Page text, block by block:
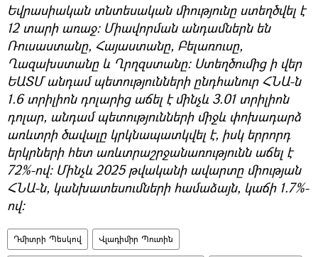
Եվրասիական տնտեսական միությունը ստեղծվել է
12 տարի առաջ։ Միավորման անդամներն են
Ռուսաստանը, Հայաստանը, Բելառուսը,
Ղազախստանը և Ղրղզստանը։ Ստեղծումից ի վեր
ԵԱՏՄ անդամ պետությունների ընդհանուր ՀՆԱ-ն
1.6 տրիլիոն դոլարից աճել է մինչև 3.01 տրիլիոն
դոլար, անդամ պետությունների միջև փոխադարձ
առևտրի ծավալը կրկնապատկվել է, իսկ երրորդ
երկրների հետ առևտրաշրջանառությունն աճել է
72%-ով։ Մինչև 2025 թվականի ավարտը միության
ՀՆԱ-ն, կանխատեսումների համաձայն, կաճի 1.7%-
ով։
Դմիտրի Պեսկով Վլադիմիր Պուտին